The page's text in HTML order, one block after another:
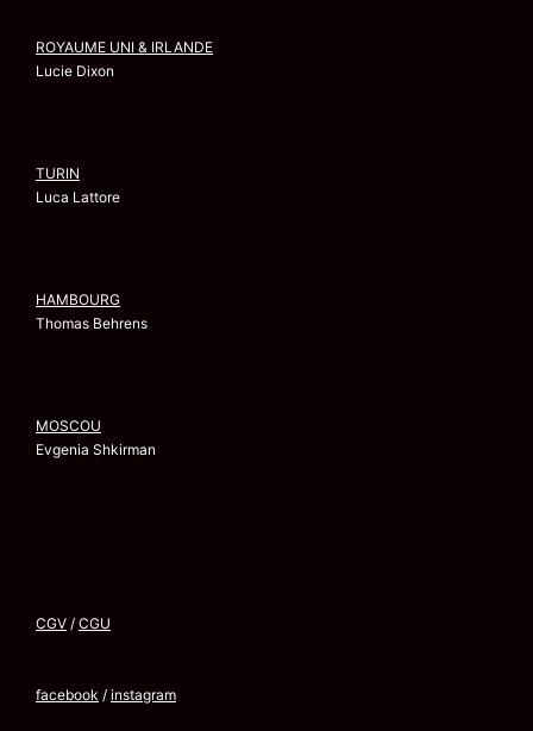
ROYAUME UNI & IRLANDE
Lucie Dixon
TURIN
Luca Lattore
HAMBOURG
Thomas Behrens
MOSCOU
Evgenia Shkirman
CGV / CGU
facebook / instagram